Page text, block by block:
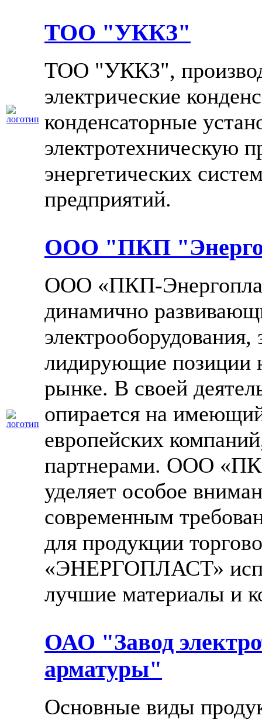
ТОО "УККЗ"
ТОО "УККЗ",
электрические
конденсаторные
электротехническую
энергетических
предприятий.
ООО "ПКП
ООО «ПКП-
динамично
лидирующие позиции
рынке. В своей
опирается на
европейских
партнерами. ООО
уделяет особое
современным
для продукции
«ЭНЕРГОПЛАСТ»
лучшие материалы и
ОАО "Завод
арматуры"
Основные виды